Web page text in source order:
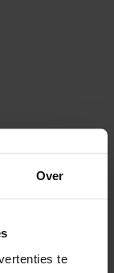
Over
te